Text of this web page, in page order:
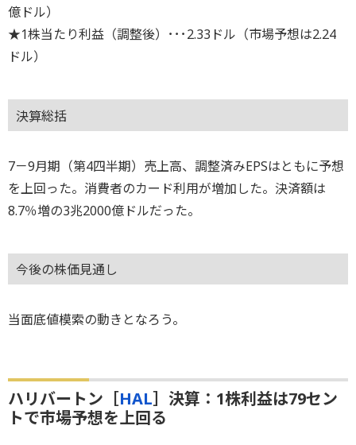
億ドル）
★1株当たり利益（調整後）･･･2.33ドル（市場予想は2.24
ドル）
決算総括
7－9月期（第4四半期）売上高、調整済みEPSはともに予想
を上回った。消費者のカード利用が増加した。決済額は
8.7％増の3兆2000億ドルだった。
今後の株価見通し
当面底値模索の動きとなろう。
ハリバートン［HAL］決算：1株利益は79セン
トで市場予想を上回る